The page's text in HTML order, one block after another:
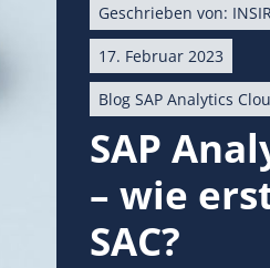
Geschrieben von:
17. Februar 2023
Blog SAP Analytics
SAP
– wie
SAC?